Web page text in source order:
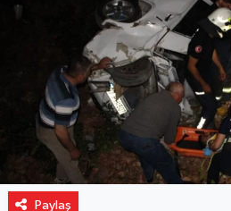
Paylaş
Turizm